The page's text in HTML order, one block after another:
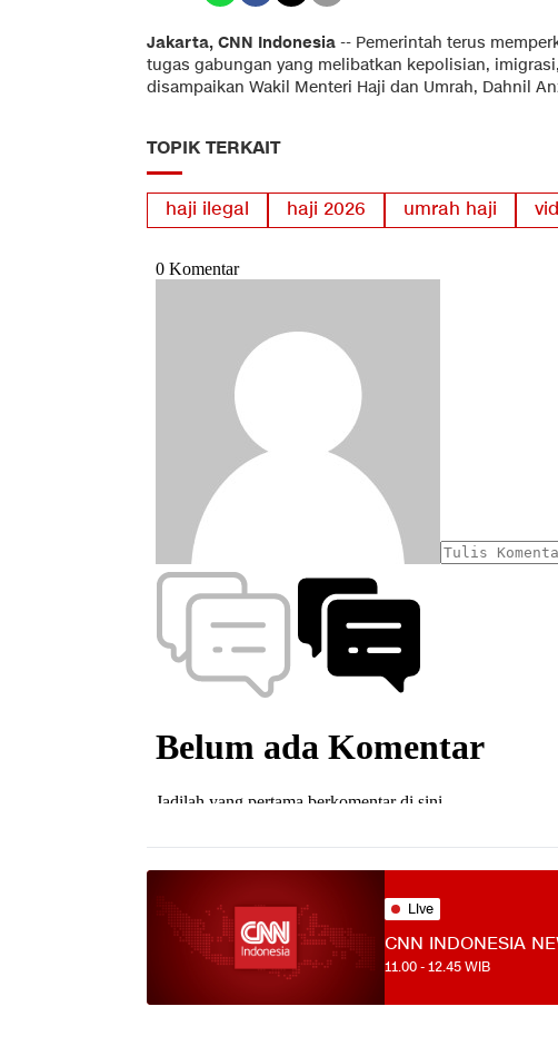
Jakarta, CNN Indonesia -- Pemerintah terus
tugas gabungan yang melibatkan kepolisian,
disampaikan Wakil Menteri Haji dan Umrah, Dahnil
TOPIK TERKAIT
haji ilegal haji 2026 umrah haji
Live
CNN INDONESIA
11.00-12.45WIB